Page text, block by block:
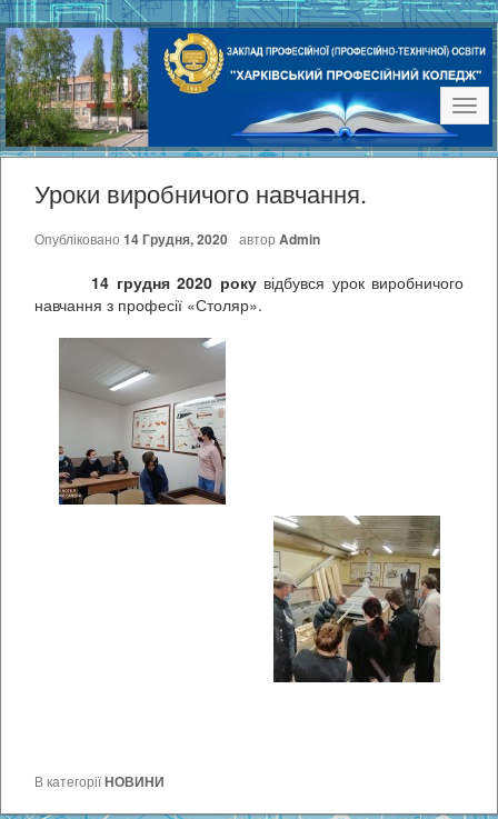
Уроки виробничого навчання.
Опубліковано 14 Грудня, 2020 автор Admin
14 грудня 2020 року відбувся урок виробничого
навчання з професії «Столяр».
В категоріїНОВИНИ